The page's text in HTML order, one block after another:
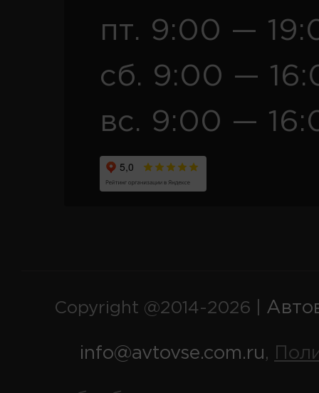
пт. 9:00 —
сб. 9:00 —
вс. 9:00 —
Copyright @2014-2026 |
info@avtovse.com.ru,